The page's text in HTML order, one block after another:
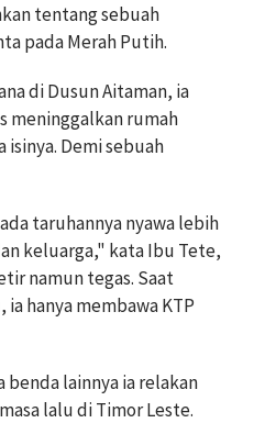
tentang sebuah
pada Merah Putih.
di Dusun Aitaman, ia
meninggalkan rumah
isinya. Demi sebuah
taruhannya nyawa lebih
keluarga," kata Ibu Tete,
namun tegas. Saat
hanya membawa KTP
benda lainnya ia relakan
lalu di Timor Leste.